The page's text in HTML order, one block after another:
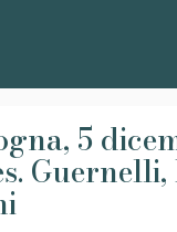
5
Guernelli,